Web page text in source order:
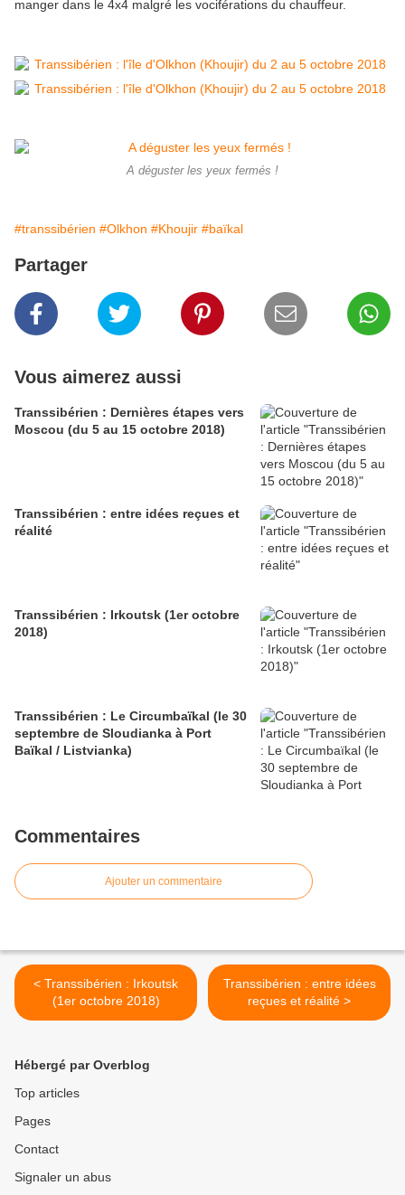
manger dans le 4x4 malgré les vociférations du chauffeur.
A déguster les yeux fermés !
#transsibérien #Olkhon #Khoujir #baïkal
Partager
Vous aimerez aussi
Transsibérien : Dernières étapes vers
Moscou (du 5 au 15 octobre 2018)
Transsibérien : entre idées reçues et
réalité
Transsibérien : Irkoutsk (1er octobre
2018)
Transsibérien : Le Circumbaïkal (le 30
septembre de Sloudianka à Port
Baïkal / Listvianka)
Commentaires
Ajouter un commentaire
< Transsibérien : Irkoutsk
(1er octobre 2018)
Transsibérien : entre idées
reçues et réalité >
Hébergé par Overblog
Top articles
Pages
Contact
Signaler un abus